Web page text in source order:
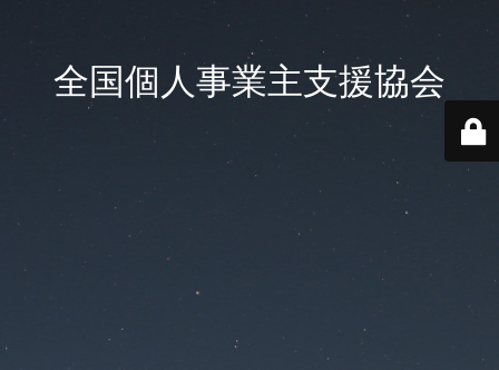
全国個人事業主支援協会